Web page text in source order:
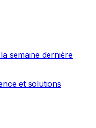
semaine dernière
et solutions